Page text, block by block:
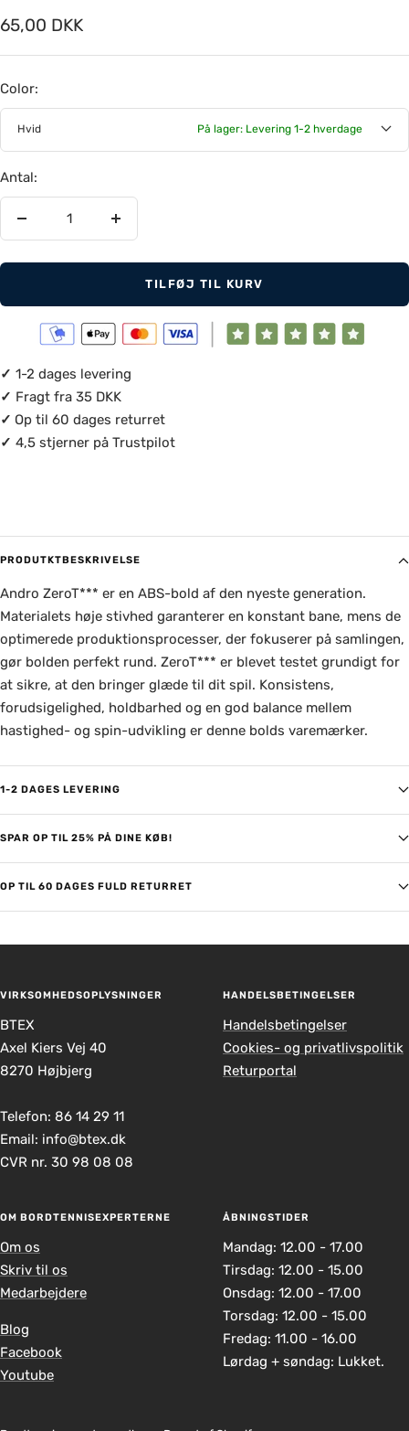
Salgspris
65,00 DKK
Color:
Hvid På lager: Levering 1-2 hverdage
Antal:
Reducer
Øg
TILFØJ TIL KURV
✓ 1-2 dages levering
✓ Fragt fra 35 DKK
✓ Op til 60 dages returret
✓ 4,5 stjerner på Trustpilot
PRODUTKTBESKRIVELSE
Andro ZeroT*** er en ABS-bold af den nyeste generation.
Materialets høje stivhed garanterer en konstant bane, mens de
optimerede produktionsprocesser, der fokuserer på samlingen,
gør bolden perfekt rund. ZeroT*** er blevet testet grundigt for
at sikre, at den bringer glæde til dit spil. Konsistens,
forudsigelighed, holdbarhed og en god balance mellem
hastighed- og spin-udvikling er denne bolds varemærker.
1-2 DAGES LEVERING
SPAR OP TIL 25% PÅ DINE KØB!
OP TIL 60 DAGES FULD RETURRET
VIRKSOMHEDSOPLYSNINGER
BTEX
Axel Kiers Vej 40
8270 Højbjerg
Telefon: 86 14 29 11
Email: info@btex.dk
CVR nr. 30 98 08 08
HANDELSBETINGELSER
Handelsbetingelser
Cookies- og privatlivspolitik
Returportal
OM BORDTENNISEXPERTERNE
Om os
Skriv til os
Medarbejdere
Blog
Facebook
Youtube
ÅBNINGSTIDER
Mandag: 12.00 - 17.00
Tirsdag: 12.00 - 15.00
Onsdag: 12.00 - 17.00
Torsdag: 12.00 - 15.00
Fredag: 11.00 - 16.00
Lørdag + søndag: Lukket.